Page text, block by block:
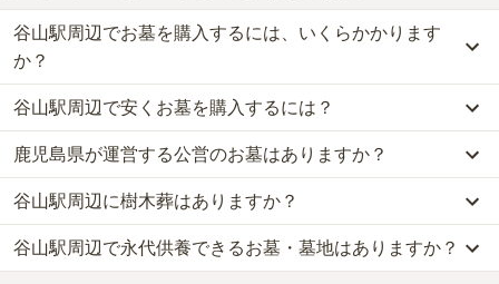
谷山駅周辺でお墓を購入するには、いくらかかります
か？
谷山駅周辺での購入費用の目安は、一般墓が約320万円、納骨堂が
約23万円です。
一般墓を建てる場合は、「永代使用料（土地代）」と「墓石代」の
2つが主な費用となります。
谷山駅周辺の一般墓の永代使用料の平均は
鹿児
素材によって変わります。
谷山駅周辺で安くお墓を購入するには？
谷山駅周辺で一番安価なお墓は、鹿児島市営 万田ヶ宇都墓地
一般
墓で、4万円(墓石代別)からお求めいただけます。
一般的に最も費用を抑えられるのは、他の方のご遺骨と一緒に埋葬
する「合祀墓（ごうしぼ）」と呼ばれるタイプです。個別のお墓に
比べて省スペースで管理の手間がかからないため、費用が安く設定
鹿児島県が運営する公営のお墓はありますか？
谷山駅周辺には、鹿児島県が運営する公営の霊園が
件あります。
鹿児島市営 万田ヶ宇都墓地、鹿児島市営 小松原納骨堂、鹿児島市
営 東谷山納骨堂などが代表的です。
谷山駅周辺に樹木葬はありますか？
谷山駅周辺には、樹木葬の掲載がありません。
自然葬をお考えの場合は、海洋散骨もご検討ください。
谷山駅周辺で永代供養できるお墓・墓地はありますか？